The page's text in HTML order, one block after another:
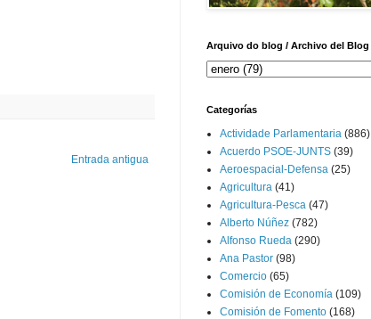
Entrada antigua
Arquivo do blog / Archivo del Blog
Categorías
Actividade Parlamentaria (886)
Acuerdo PSOE-JUNTS (39)
Aeroespacial-Defensa (25)
Agricultura (41)
Agricultura-Pesca (47)
Alberto Núñez (782)
Alfonso Rueda (290)
Ana Pastor (98)
Comercio (65)
Comisión de Economía (109)
Comisión de Fomento (168)